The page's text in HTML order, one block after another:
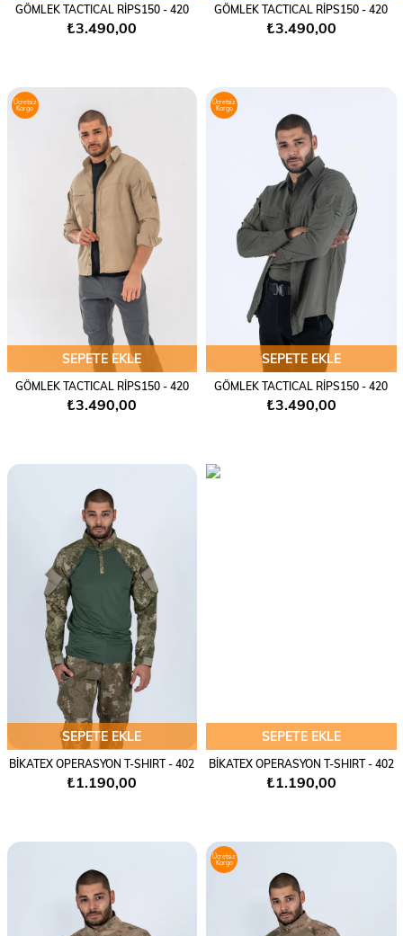
GÖMLEK TACTICAL RİPS150 - 420
₺3.490,00
GÖMLEK TACTICAL RİPS150 - 420
₺3.490,00
SEPETE EKLE
GÖMLEK TACTICAL RİPS150 - 420
₺3.490,00
Ücretsiz
Kargo
SEPETE EKLE
GÖMLEK TACTICAL RİPS150 - 420
₺3.490,00
Ücretsiz
Kargo
SEPETE EKLE
BİKATEX OPERASYON T-SHIRT - 402
₺1.190,00
SEPETE EKLE
BİKATEX OPERASYON T-SHIRT - 402
₺1.190,00
Ücretsiz
Kargo